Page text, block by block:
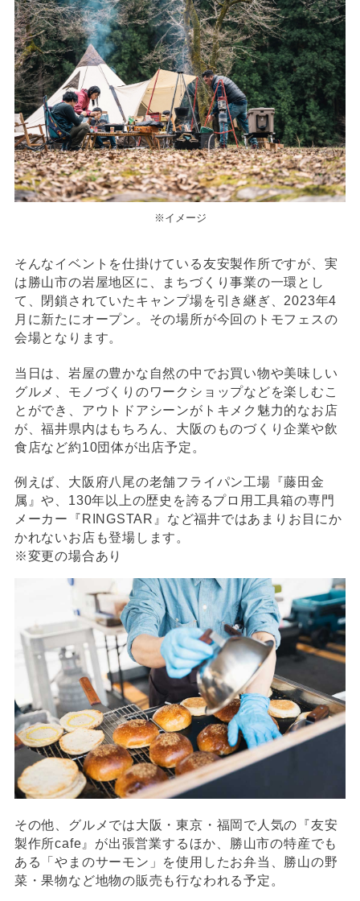
※イメージ
そんなイベントを仕掛けている友安製作所ですが、実
は勝山市の岩屋地区に、まちづくり事業の一環とし
て、閉鎖されていたキャンプ場を引き継ぎ、2023年4
月に新たにオープン。その場所が今回のトモフェスの
会場となります。
当日は、岩屋の豊かな自然の中でお買い物や美味しい
グルメ、モノづくりのワークショップなどを楽しむこ
とができ、アウトドアシーンがトキメク魅力的なお店
が、福井県内はもちろん、大阪のものづくり企業や飲
食店など約10団体が出店予定。
例えば、大阪府八尾の老舗フライパン工場『藤田金
属』や、130年以上の歴史を誇るプロ用工具箱の専門
メーカー『RINGSTAR』など福井ではあまりお目にか
かれないお店も登場します。
※変更の場合あり
その他、グルメでは大阪・東京・福岡で人気の『友安
製作所cafe』が出張営業するほか、勝山市の特産でも
ある「やまのサーモン」を使用したお弁当、勝山の野
菜・果物など地物の販売も行なわれる予定。